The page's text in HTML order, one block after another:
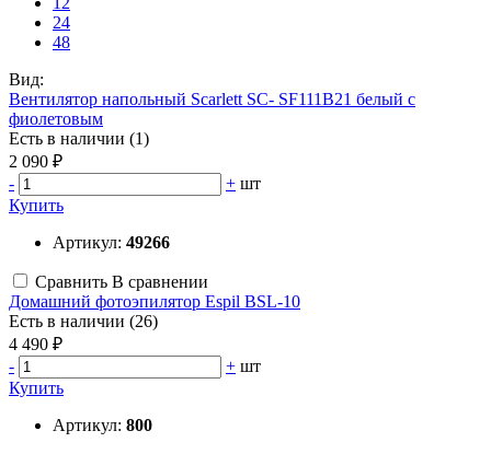
24
48
Вид:
Вентилятор напольный Scarlett SC- SF111B21 белый с
фиолетовым
Есть в наличии (1)
2 090 ₽
-
+ шт
Купить
Артикул: 49266
Сравнить В сравнении
Домашний фотоэпилятор Espil BSL-10
Есть в наличии (26)
4 490 ₽
-
+ шт
Купить
Артикул: 800